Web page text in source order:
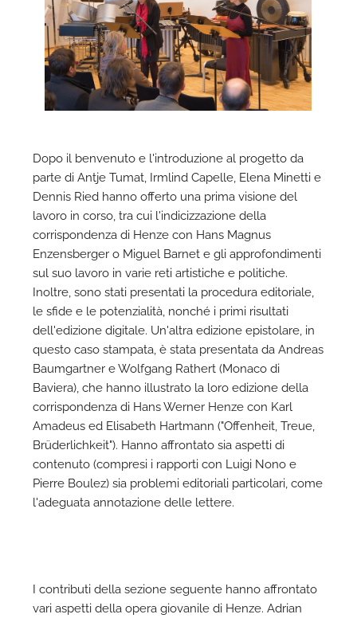
Dopo il benvenuto e l'introduzione al progetto da
parte di Antje Tumat, Irmlind Capelle, Elena Minetti e
Dennis Ried hanno offerto una prima visione del
lavoro in corso, tra cui l'indicizzazione della
corrispondenza di Henze con Hans Magnus
Enzensberger o Miguel Barnet e gli approfondimenti
sul suo lavoro in varie reti artistiche e politiche.
Inoltre, sono stati presentati la procedura editoriale,
le sfide e le potenzialità, nonché i primi risultati
dell'edizione digitale. Un'altra edizione epistolare, in
questo caso stampata, è stata presentata da Andreas
Baumgartner e Wolfgang Rathert (Monaco di
Baviera), che hanno illustrato la loro edizione della
corrispondenza di Hans Werner Henze con Karl
Amadeus ed Elisabeth Hartmann ("Offenheit, Treue,
Brüderlichkeit"). Hanno affrontato sia aspetti di
contenuto (compresi i rapporti con Luigi Nono e
Pierre Boulez) sia problemi editoriali particolari, come
l'adeguata annotazione delle lettere.
I contributi della sezione seguente hanno affrontato
vari aspetti della opera giovanile di Henze. Adrian